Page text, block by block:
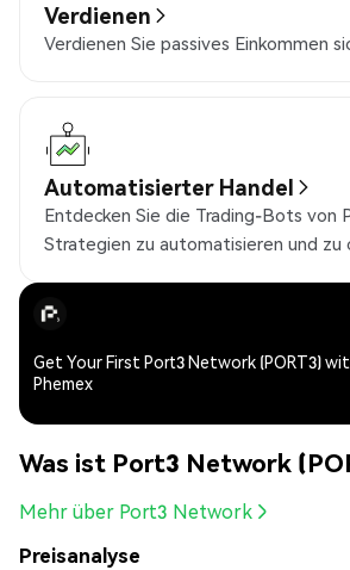
Verdienen
Verdienen Sie passives Einkommen
Automatisierter Handel
Entdecken Sie die Trading-Bots von
Strategien zu automatisieren und zu
Get Your First Port3 Network (PORT3)
Phemex
Was ist Port3 Network
Mehr über Port3 Network
Preisanalyse